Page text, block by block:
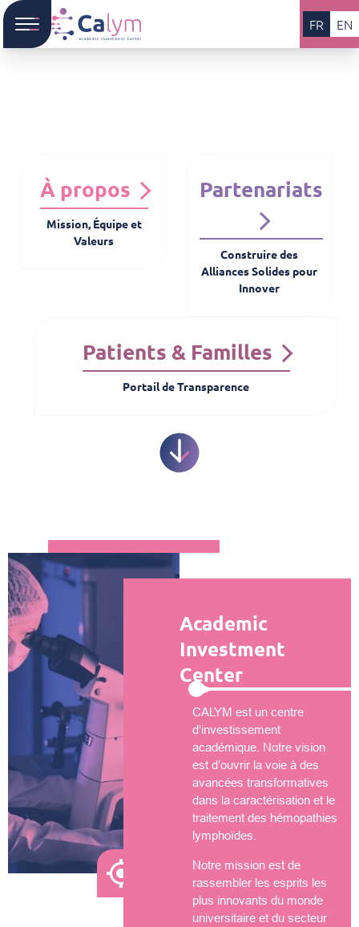
FR EN
À propos
Mission, Équipe et
Valeurs
Partenariats
Construire des
Alliances Solides pour
Innover
Patients & Familles
Portail de Transparence
Academic
Investment
Center
CALYM est un centre
d’investissement
académique. Notre vision
est d’ouvrir la voie à des
avancées transformatives
dans la caractérisation et le
traitement des hémopathies
lymphoïdes.
Notre mission est de
rassembler les esprits les
plus innovants du monde
universitaire et du secteur